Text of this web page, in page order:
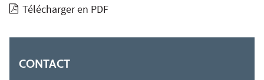
Télécharger en PDF
CONTACT